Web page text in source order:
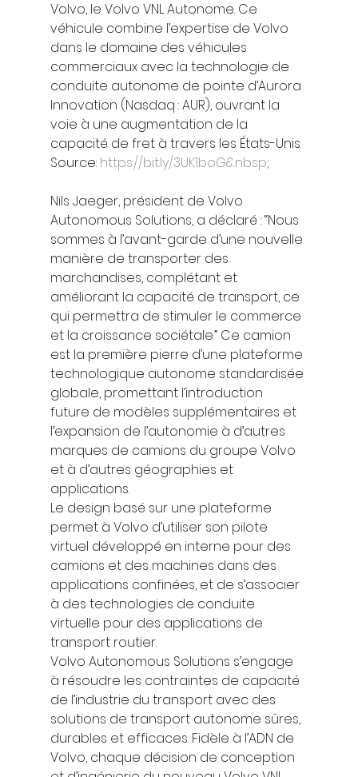
Volvo, le Volvo VNL Autonome. Ce
véhicule combine l’expertise de Volvo
dans le domaine des véhicules
commerciaux avec la technologie de
conduite autonome de pointe d’Aurora
Innovation (Nasdaq : AUR), ouvrant la
voie à une augmentation de la
capacité de fret à travers les États-Unis.
Source: https://bit.ly/3UK1boG&nbsp;
Nils Jaeger, président de Volvo
Autonomous Solutions, a déclaré : “Nous
sommes à l’avant-garde d’une nouvelle
manière de transporter des
marchandises, complétant et
améliorant la capacité de transport, ce
qui permettra de stimuler le commerce
et la croissance sociétale.” Ce camion
est la première pierre d’une plateforme
technologique autonome standardisée
globale, promettant l’introduction
future de modèles supplémentaires et
l’expansion de l’autonomie à d’autres
marques de camions du groupe Volvo
et à d’autres géographies et
applications.
Le design basé sur une plateforme
permet à Volvo d’utiliser son pilote
virtuel développé en interne pour des
camions et des machines dans des
applications confinées, et de s’associer
à des technologies de conduite
virtuelle pour des applications de
transport routier.
Volvo Autonomous Solutions s’engage
à résoudre les contraintes de capacité
de l’industrie du transport avec des
solutions de transport autonome sûres,
durables et efficaces. Fidèle à l’ADN de
Volvo, chaque décision de conception